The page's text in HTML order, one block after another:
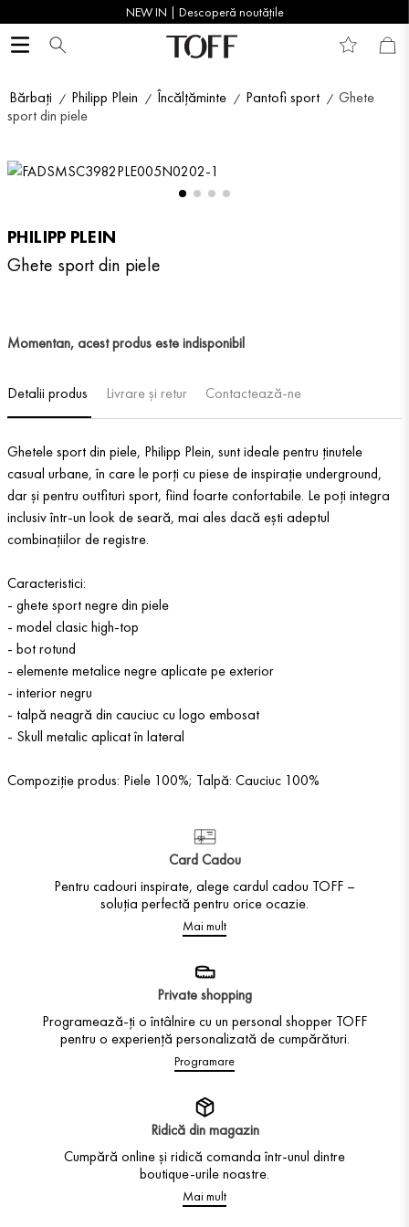
NEW IN | Descoperă noutățile
Bărbați Philipp Plein Încălțăminte Pantofi sport
Ghete
sport din piele
PHILIPP PLEIN
Ghete sport din piele
Momentan, acest produs este indisponibil
Detalii produs Livrare și retur Contactează-ne
Ghetele sport din piele, Philipp Plein, sunt ideale pentru ținutele
casual urbane, în care le porți cu piese de inspirație underground,
dar și pentru outfituri sport, fiind foarte confortabile. Le poți integra
inclusiv într-un look de seară, mai ales dacă ești adeptul
combinațiilor de registre.
Caracteristici:
- ghete sport negre din piele
- model clasic high-top
- bot rotund
- elemente metalice negre aplicate pe exterior
- interior negru
- talpă neagră din cauciuc cu logo embosat
- Skull metalic aplicat în lateral
Compoziție produs: Piele 100%; Talpă: Cauciuc 100%
Card Cadou
Pentru cadouri inspirate, alege cardul cadou TOFF –
soluția perfectă pentru orice ocazie.
Mai mult
Private shopping
Programează-ți o întâlnire cu un personal shopper TOFF
pentru o experiență personalizată de cumpărături.
Programare
Ridică din magazin
Cumpără online și ridică comanda într-unul dintre
boutique-urile noastre.
Mai mult